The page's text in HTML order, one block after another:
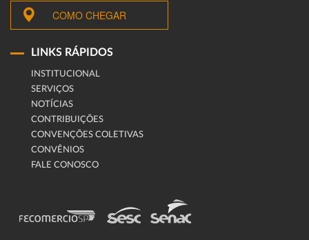
COMO CHEGAR
LINKS RÁPIDOS
INSTITUCIONAL
SERVIÇOS
NOTÍCIAS
CONTRIBUIÇÕES
CONVENÇÕES COLETIVAS
CONVÊNIOS
FALE CONOSCO